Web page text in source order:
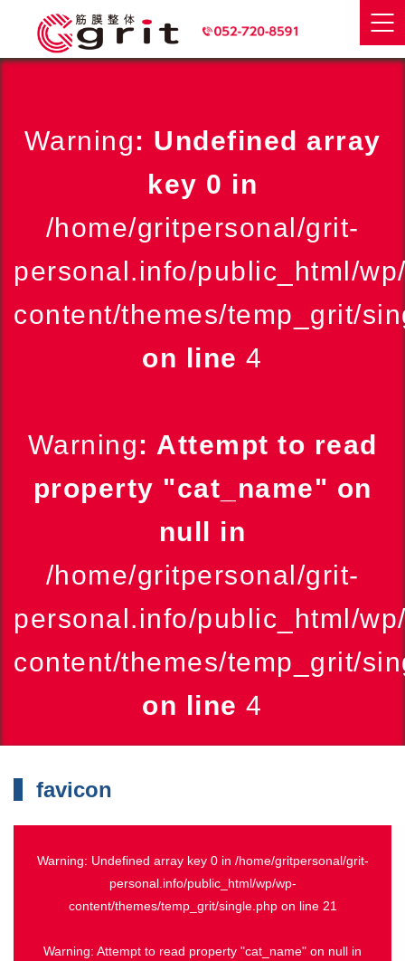
Warning: Undefined array
key 0 in
/home/gritpersonal/grit-
personal.info/public_html/
content/themes/temp_grit/
on line4
Warning: Attempt to read
property "cat_name" on
null in
/home/gritpersonal/grit-
personal.info/public_html/
content/themes/temp_grit/
on line4
favicon
Warning: Undefined array key 0 in /home/gritpersonal/grit-
personal.info/public_html/wp/wp-
content/themes/temp_grit/single.phpon line 21
Warning: Attempt to read property "cat_name" on null in